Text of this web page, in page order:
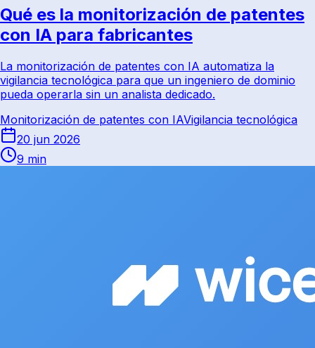
Qué es la monitorización de patentes
con IA para fabricantes
La monitorización de patentes con IA automatiza la
vigilancia tecnológica para que un ingeniero de dominio
pueda operarla sin un analista dedicado.
Monitorización de patentes con IAVigilancia tecnológica
20 jun 2026
9 min